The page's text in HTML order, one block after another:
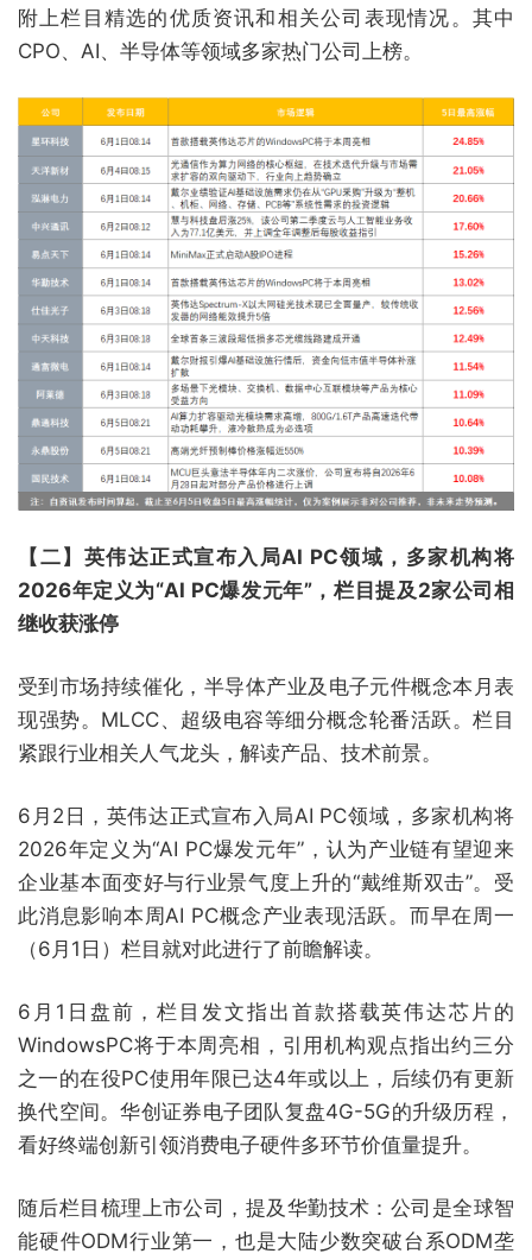
附上栏目精选的优质资讯和相关公司表现情况。其中
CPO、AI、半导体等领域多家热门公司上榜。
【二】英伟达正式宣布入局AI PC领域，多家机构将
2026年定义为“AI PC爆发元年”，栏目提及2家公司相
继收获涨停
受到市场持续催化，半导体产业及电子元件概念本月表
现强势。MLCC、超级电容等细分概念轮番活跃。栏目
紧跟行业相关人气龙头，解读产品、技术前景。
6月2日，英伟达正式宣布入局AI PC领域，多家机构将
2026年定义为“AI PC爆发元年”，认为产业链有望迎来
企业基本面变好与行业景气度上升的“戴维斯双击”。受
此消息影响本周AI PC概念产业表现活跃。而早在周一
（6月1日）栏目就对此进行了前瞻解读。
6月1日盘前，栏目发文指出首款搭载英伟达芯片的
WindowsPC将于本周亮相，引用机构观点指出约三分
之一的在役PC使用年限已达4年或以上，后续仍有更新
换代空间。华创证券电子团队复盘4G-5G的升级历程，
看好终端创新引领消费电子硬件多环节价值量提升。
随后栏目梳理上市公司，提及华勤技术：公司是全球智
能硬件ODM行业第一，也是大陆少数突破台系ODM垄